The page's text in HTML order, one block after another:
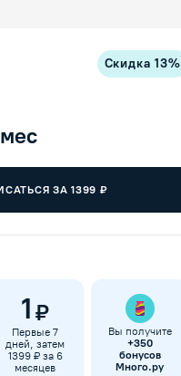
Скидка13%
ЗА1399 ₽
1 ₽
Первые 7
дней, затем
1399 ₽ за 6
месяцев
Вы получите
+350
бонусов
Много.ру